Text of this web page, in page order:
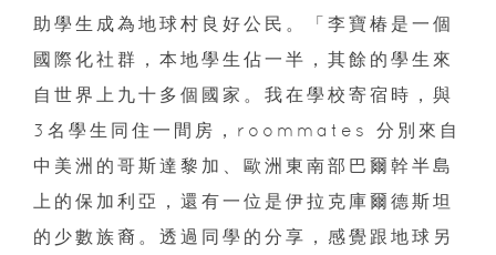
助學生成為地球村良好公民。「李寶椿是一個
國際化社群，本地學生佔一半，其餘的學生來
自世界上九十多個國家。我在學校寄宿時，與
3名學生同住一間房，roommates 分別來自
中美洲的哥斯達黎加、歐洲東南部巴爾幹半島
上的保加利亞，還有一位是伊拉克庫爾德斯坦
的少數族裔。透過同學的分享，感覺跟地球另